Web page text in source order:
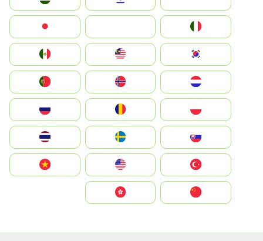
South Korea
Nederland
Portugal
România
Slovensko
United States
Vietnam